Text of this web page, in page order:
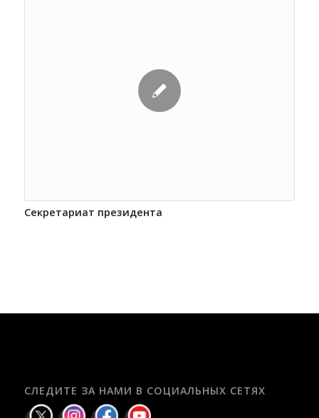
Секретариат президента
СЛЕДИТЕ ЗА НАМИ В СОЦИАЛЬНЫХ СЕТЯХ